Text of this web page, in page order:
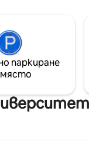
от
чаша
на
просто
паркиране
място